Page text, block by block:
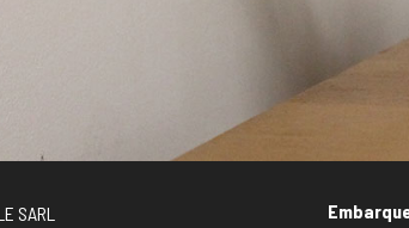
SARL